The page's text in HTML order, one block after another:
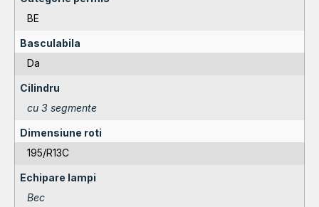
BE
Basculabila
Da
Cilindru
cu 3 segmente
Dimensiune roti
195/R13C
Echipare lampi
Bec